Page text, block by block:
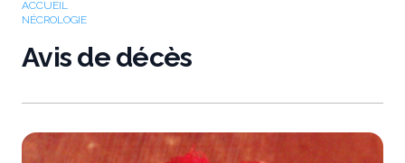
ACCUEIL
NÉCROLOGIE
Avis de décès